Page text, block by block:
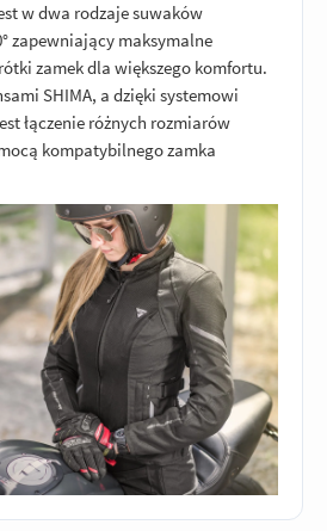
w dwa rodzaje suwaków
zapewniający maksymalne
zamek dla większego komfortu.
SHIMA, a dzięki systemowi
łączenie różnych rozmiarów
kompatybilnego zamka